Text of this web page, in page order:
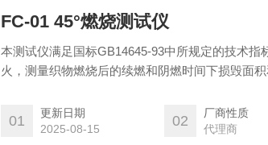
FC-01 45°燃烧测试仪
本测试仪满足国标GB14645-93中所规定的技术指
火，测量织物燃烧后的续燃和阴燃时间下损毁面积
01
更新日期
2025-08-15
02
厂商性质
代理商